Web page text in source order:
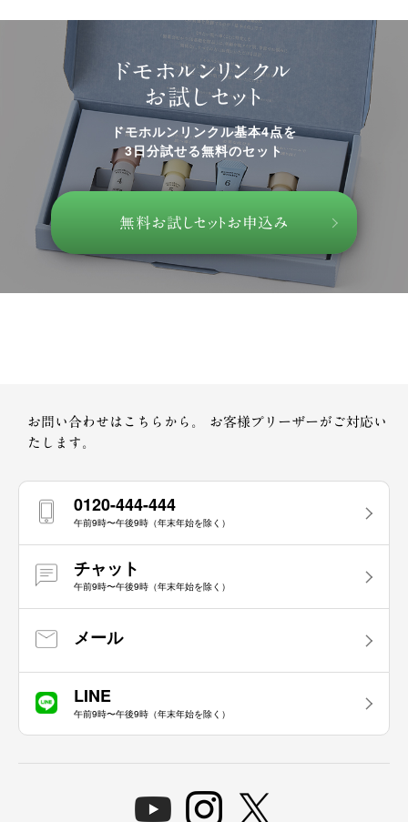
ドモホルンリンクル
お試しセット
ドモホルンリンクル基本4点を
3日分試せる無料のセット
無料お試しセットお申込み
お問い合わせはこちらから。
お客様プリーザーがご対応い
たします。
0120-444-444
午前9時〜午後9時（年末年始を除く）
チャット
午前9時〜午後9時（年末年始を除く）
メール
LINE
午前9時〜午後9時（年末年始を除く）